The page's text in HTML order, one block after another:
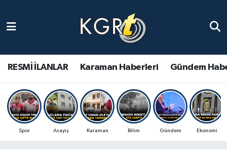
RESMİ İLANLAR Karaman Haberleri Gündem
Spor Asayiş Karaman Bilim Gündem Ekonomi
Gündem Haberleri
Güncel Haberler
Spor Haberleri